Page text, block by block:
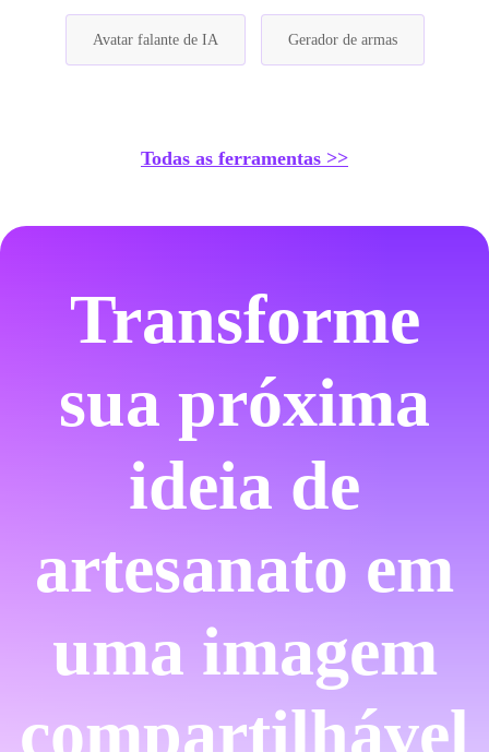
Avatar falante de IA Gerador de armas
Todas as ferramentas >>
Transforme
sua próxima
ideia de
artesanato em
uma imagem
compartilhável